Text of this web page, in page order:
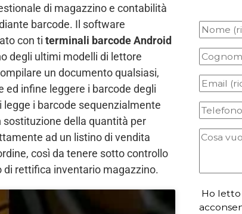
di magazzino e contabilità
barcode. Il software
con ti terminali barcode Android
degli ultimi modelli di lettore
un documento qualsiasi,
ed infine leggere i barcode degli
i barcode sequenzialmente
sostituzione della quantità per
ad un listino di vendita
così da tenere sotto controllo
rettifica inventario magazzino.
Ho letto